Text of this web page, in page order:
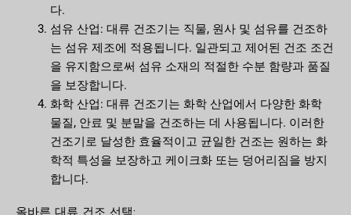
다.
섬유 산업: 대류 건조기는 직물, 원사 및 섬유를 건조하
는 섬유 제조에 적용됩니다. 일관되고 제어된 건조 조건
을 유지함으로써 섬유 소재의 적절한 수분 함량과 품질
을 보장합니다.
화학 산업: 대류 건조기는 화학 산업에서 다양한 화학
물질, 안료 및 분말을 건조하는 데 사용됩니다. 이러한
건조기로 달성한 효율적이고 균일한 건조는 원하는 화
학적 특성을 보장하고 케이크화 또는 덩어리짐을 방지
합니다.